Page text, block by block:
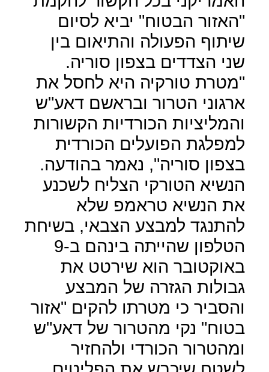
"האזור הבטוח" יביא לסיום
שיתוף הפעולה והתיאום בין
שני הצדדים בצפון סוריה.
"מטרת טורקיה היא לחסל את
ארגוני הטרור ובראשם דאע"ש
והמליציות הכורדיות הקשורות
למפלגת הפועלים הכורדית
בצפון סוריה", נאמר בהודעה.
הנשיא הטורקי הצליח לשכנע
את הנשיא טראמפ שלא
להתנגד למבצע הצבאי, בשיחת
הטלפון שהייתה בינהם ב-9
באוקטובר הוא שירטט את
גבולות הגזרה של המבצע
והסביר כי מטרתו להקים "אזור
בטוח" נקי מהטרור של דאע"ש
ומהטרור הכורדי ולהחזיר